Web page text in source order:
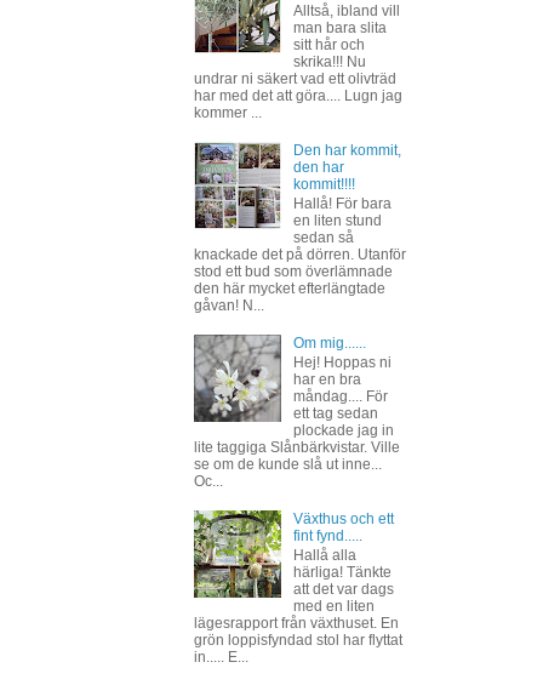
Alltså, ibland vill
man bara slita
sitt hår och
skrika!!! Nu
undrar ni säkert vad ett olivträd
har med det att göra.... Lugn jag
kommer ...
Den har kommit,
den har
kommit!!!!
Hallå! För bara
en liten stund
sedan så
knackade det på dörren. Utanför
stod ett bud som överlämnade
den här mycket efterlängtade
gåvan! N...
Om mig......
Hej! Hoppas ni
har en bra
måndag.... För
ett tag sedan
plockade jag in
lite taggiga Slånbärkvistar. Ville
se om de kunde slå ut inne...
Oc...
Växthus och ett
fint fynd.....
Hallå alla
härliga! Tänkte
att det var dags
med en liten
lägesrapport från växthuset. En
grön loppisfyndad stol har flyttat
in..... E...